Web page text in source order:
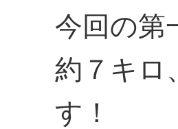
今回の第
約７キロ
す！